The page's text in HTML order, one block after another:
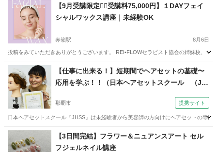
沖縄 那覇市 壺川駅 マッサージ 求職者支援訓練
【9月受講限定❤️‍🔥受講料75,000円】１DAYフェイ
シャルワックス講座｜未経験OK
赤嶺駅 8月6日
投稿をみていただきありがとうございます。 REI•FLOWセラピスト協会の姉妹校、
沖縄 那覇市 赤嶺駅 美容健康 フェイシャル
【仕事に出来る！】短期間でヘアセットの基礎〜
応用を学ぶ！！（日本ヘアセットスクール （Ja
ながら学べる♪）
那覇市 提携サイト
日本ヘアセットスクール『JHSS』は未経験者から美容師の方向けにヘアセットの専
沖縄 那覇市 ヘアメイク
【3日間完結】フラワー＆ニュアンスアート セル
フジェルネイル講座